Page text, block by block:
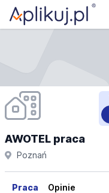
AWOTEL praca
Poznań
Praca Opinie